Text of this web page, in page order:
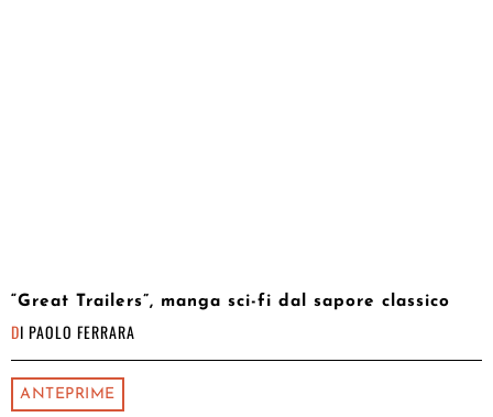
“Great Trailers”, manga sci-fi dal sapore classico
DI PAOLO FERRARA
ANTEPRIME